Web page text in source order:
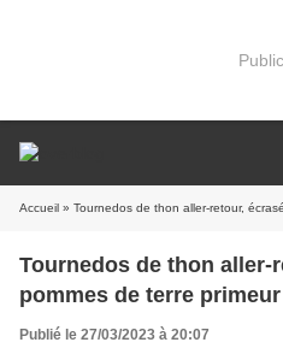
Accueil » Tournedos de thon aller-retour,
Tournedos de thon aller-
pommes de terre
Publié le 27/03/2023 à 20:07